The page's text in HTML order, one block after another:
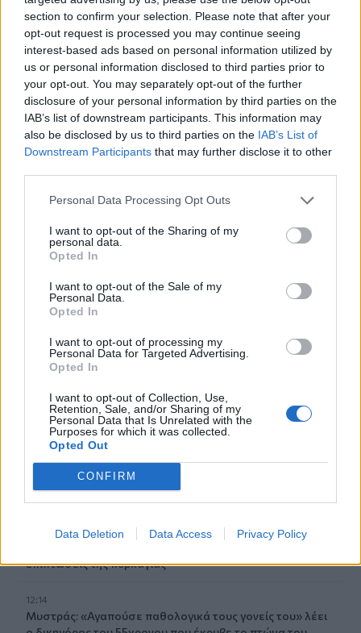
section to confirm your selection. Please note that after your
opt-out request is processed you may continue seeing
interest-based ads based on personal information utilized by
us or personal information disclosed to third parties prior to
your opt-out. You may separately opt-out of the further
disclosure of your personal information by third parties on the
IAB’s list of downstream participants. This information may
also be disclosed by us to third parties on the IAB’s List of
Downstream Participants that may further disclose it to other
Personal Data Processing Opt Outs
I want to opt-out of the Sharing of my
personal data.
Opted In
I want to opt-out of the Sale of my
Personal Data.
Opted In
I want to opt-out of processing my
Personal Data for Targeted Advertising.
Opted In
I want to opt-out of Collection, Use,
Retention, Sale, and/or Sharing of my
Personal Data that Is Unrelated with the
Purposes for which it was collected.
Opted Out
CONFIRM
Data Deletion Data Access Privacy Policy
Ροή ειδήσεων Δημοφιλή
12:44
Κλίμα συγκίνησης στην κηδεία του Λάκη Χαλκιά
Βιομηχανία - Η σημασία των παρεμβάσεων του ΠΑΣΕΒΙΠΕ
Το Μουσείο Μόδας στο Μπαθ έλαβε 7,2 εκ. λίρες για τη
παράσταση "Donna Nobis Pace - Echoes of Hope"» -
Κατάμεστο το "Μάνος Χατζιδάκις"
Ο Ντ. Τραμπ αρνείται ότι αντιμετωπίζει έλλειψη
πυρομαχικών
12:23
Super Cup: Η μάχη των φιλάθλων για τα διαθέσιμα
εισιτήρια!
επιπτώσεις της πυρκαγιάς
12:14
Μυστράς: «Αγαπούσε παθολογικά τους γονείς του» λέει